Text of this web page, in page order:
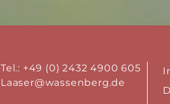
Tel.: +49 (0) 2432 4900 605
Laaser@wassenberg.de